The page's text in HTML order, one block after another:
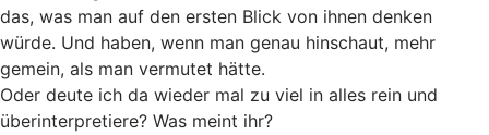
das, was man auf den ersten Blick von ihnen denken
würde. Und haben, wenn man genau hinschaut, mehr
gemein, als man vermutet hätte.
Oder deute ich da wieder mal zu viel in alles rein und
überinterpretiere? Was meint ihr?